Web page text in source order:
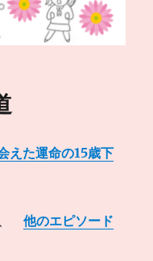
えた運命の15歳下
、他のエピソード